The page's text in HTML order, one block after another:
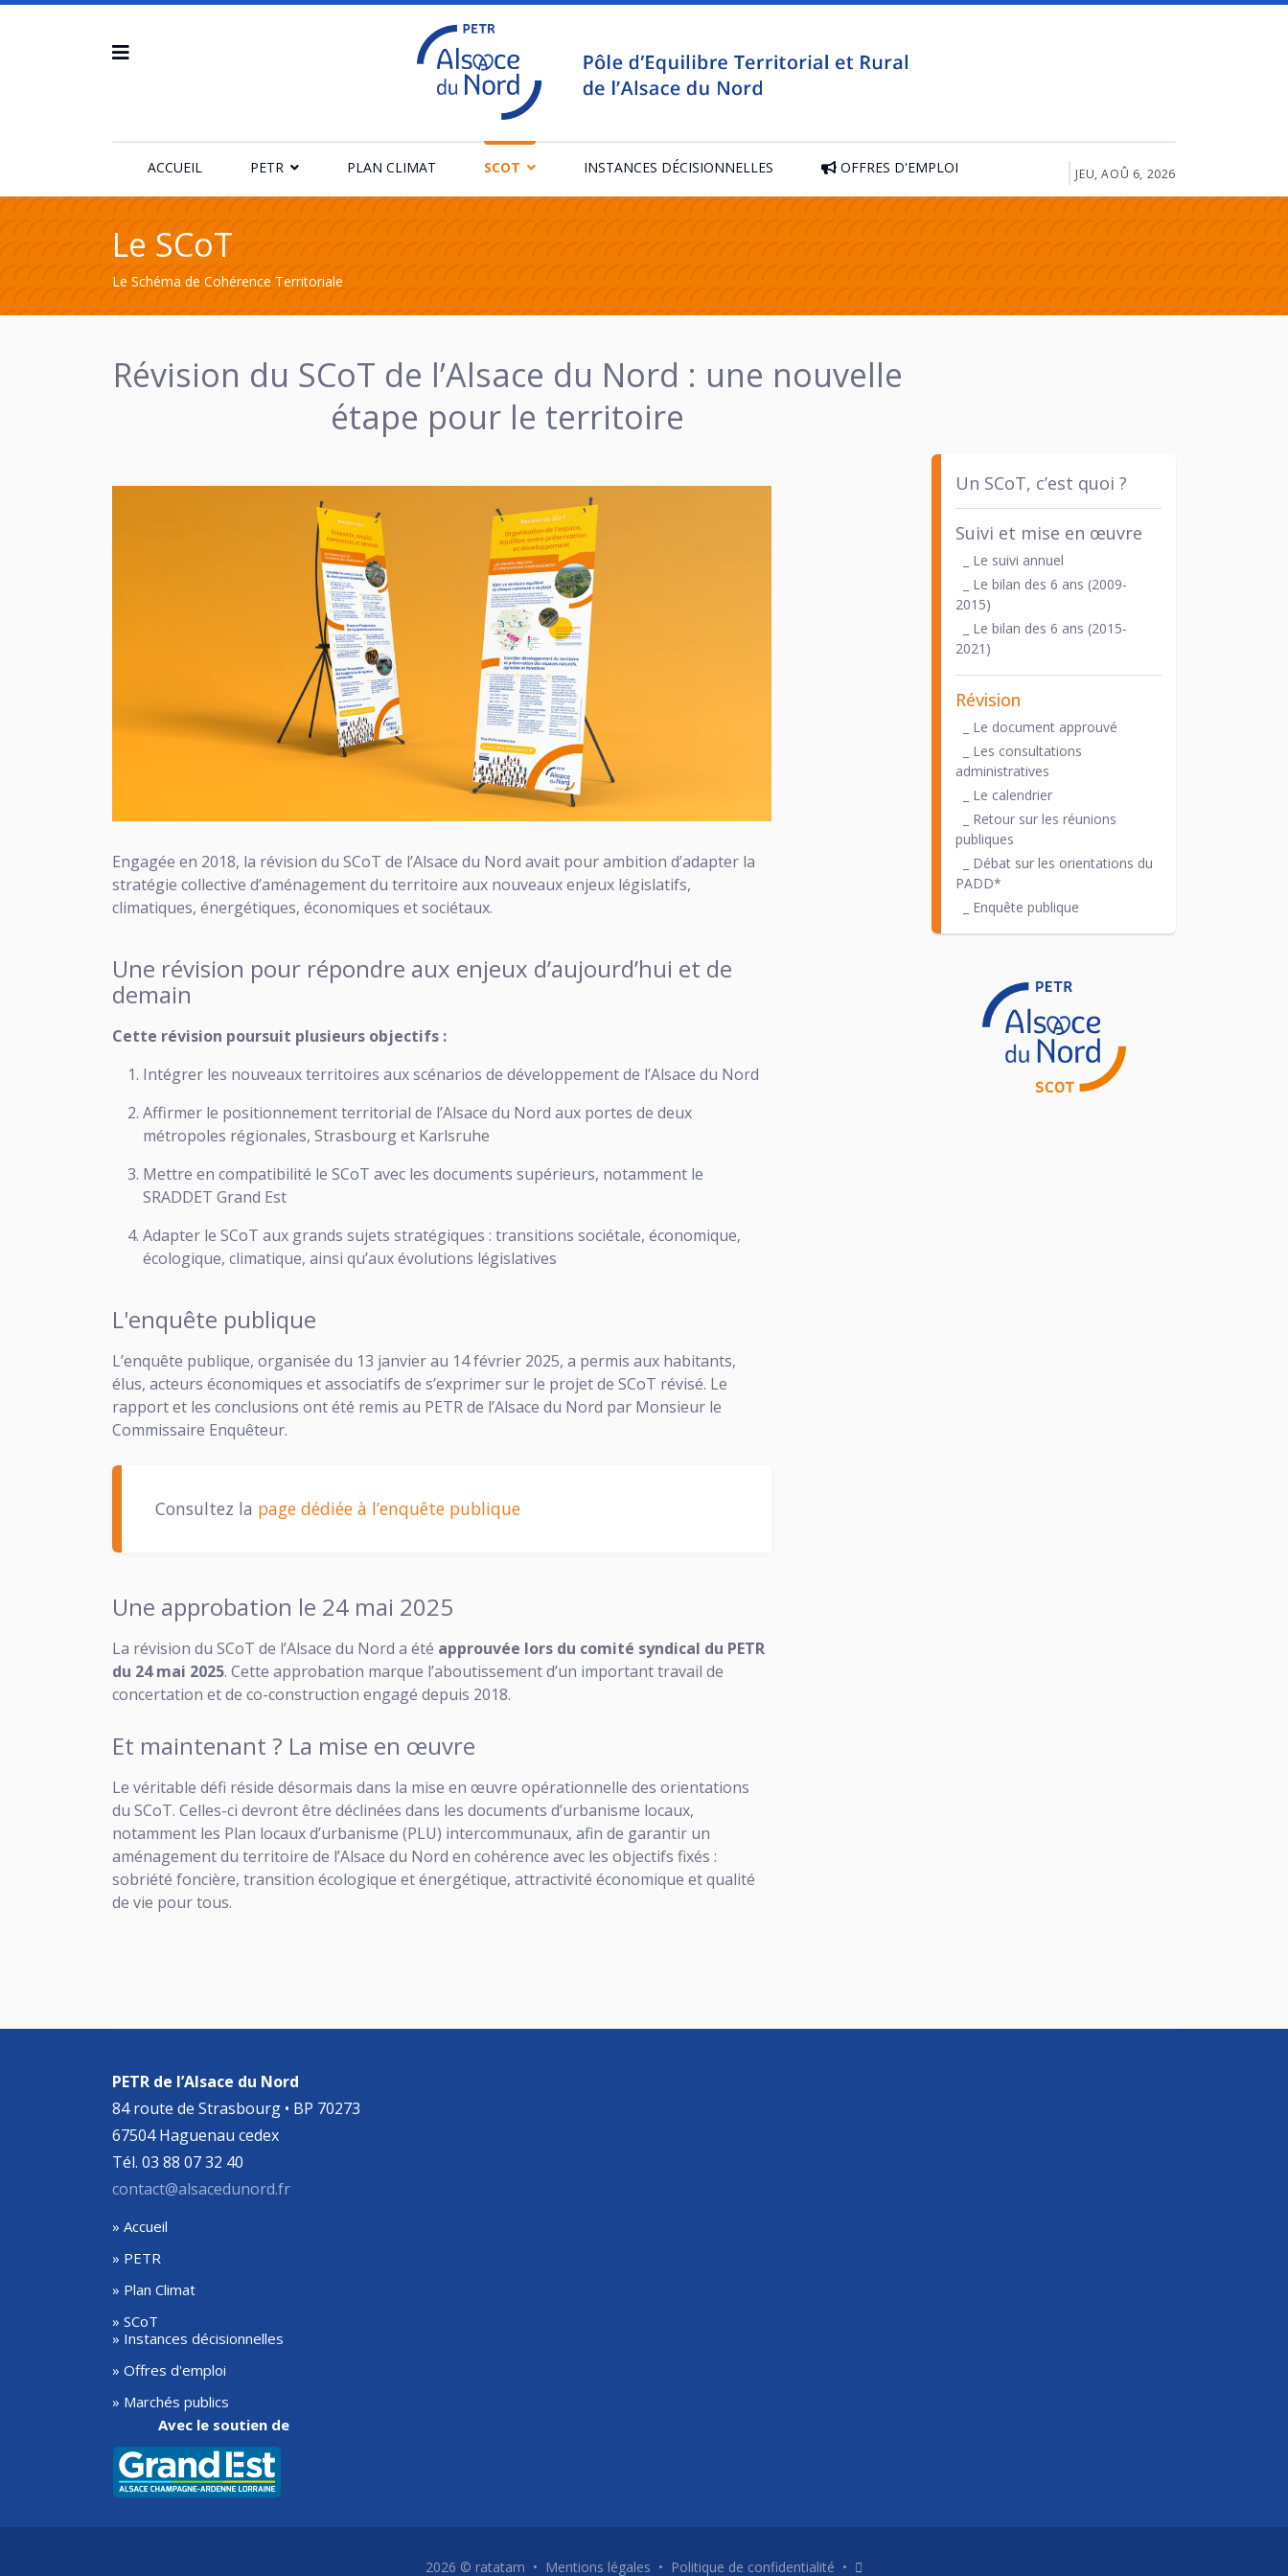
ACCUEIL PETR PLAN CLIMAT SCOT INSTANCES DÉCISIONNELLES OFFRES D'EMPLOI JEU, AOÛ 6, 2026
Le SCoT
Le Schéma de Cohérence Territoriale
Révision du SCoT de l’Alsace du Nord : une nouvelle
étape pour le territoire
Engagée en 2018, la révision du SCoT de l’Alsace du Nord avait pour ambition d’adapter la
stratégie collective d’aménagement du territoire aux nouveaux enjeux législatifs,
climatiques, énergétiques, économiques et sociétaux.
Une révision pour répondre aux enjeux d’aujourd’hui et de
demain
Cette révision poursuit plusieurs objectifs :
Intégrer les nouveaux territoires aux scénarios de développement de l’Alsace du Nord
Affirmer le positionnement territorial de l’Alsace du Nord aux portes de deux
métropoles régionales, Strasbourg et Karlsruhe
Mettre en compatibilité le SCoT avec les documents supérieurs, notamment le
SRADDET Grand Est
Adapter le SCoT aux grands sujets stratégiques : transitions sociétale, économique,
écologique, climatique, ainsi qu’aux évolutions législatives
L'enquête publique
L’enquête publique, organisée du 13 janvier au 14 février 2025, a permis aux habitants,
élus, acteurs économiques et associatifs de s’exprimer sur le projet de SCoT révisé. Le
rapport et les conclusions ont été remis au PETR de l’Alsace du Nord par Monsieur le
Commissaire Enquêteur.
Consultez la page dédiée à l’enquête publique
Une approbation le 24 mai 2025
La révision du SCoT de l’Alsace du Nord a été approuvée lors du comité syndical du PETR
du 24 mai 2025. Cette approbation marque l’aboutissement d’un important travail de
concertation et de co-construction engagé depuis 2018.
Et maintenant ? La mise en œuvre
Le véritable défi réside désormais dans la mise en œuvre opérationnelle des orientations
du SCoT. Celles-ci devront être déclinées dans les documents d’urbanisme locaux,
notamment les Plan locaux d’urbanisme (PLU) intercommunaux, afin de garantir un
aménagement du territoire de l’Alsace du Nord en cohérence avec les objectifs fixés :
sobriété foncière, transition écologique et énergétique, attractivité économique et qualité
de vie pour tous.
Un SCoT, c’est quoi ?
Suivi et mise en œuvre
_ Le suivi annuel
_ Le bilan des 6 ans (2009-
2015)
_ Le bilan des 6 ans (2015-
2021)
Révision
_ Le document approuvé
_ Les consultations
administratives
_ Le calendrier
_ Retour sur les réunions
publiques
_ Débat sur les orientations du
PADD*
_ Enquête publique
PETR de l’Alsace du Nord
84 route de Strasbourg • BP 70273
67504 Haguenau cedex
Tél. 03 88 07 32 40
contact@alsacedunord.fr
» Accueil
» PETR
» Plan Climat
» SCoT
» Instances décisionnelles
» Offres d'emploi
» Marchés publics
Avec le soutien de
2026 © ratatam • Mentions légales • Politique de confidentialité •